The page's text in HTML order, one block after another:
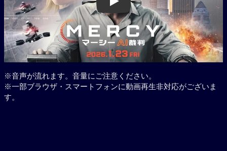
Play
※音声が流れます。音量にご注意ください。
※一部ブラウザ・スマートフォンに動画再生非対応がございま
す。